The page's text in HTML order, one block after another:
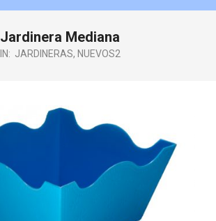
Jardinera Mediana
IN: JARDINERAS, NUEVOS2